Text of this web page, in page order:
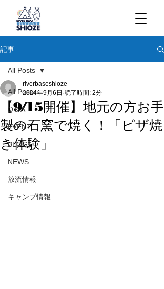
記事
All Posts
Q＆A
EVENT
BLOG
NEWS
放流情報
キャンプ情報
All Posts
【9/15開催】地元の方お手
製の石窯で焼く！「ピザ焼
き体験」
riverbaseshioze
2024年9月6日 読了時間: 2分